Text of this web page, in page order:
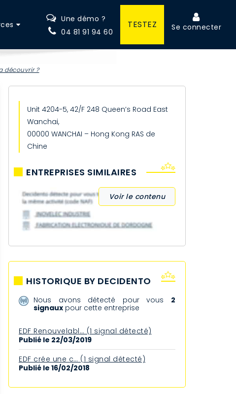
Une démo ?
04 81 91 94 60
TESTEZ Se connecter
découvrir ?
Unit 4204-5, 42/F 248 Queen’s Road East
Wanchai,
00000 WANCHAI – Hong Kong RAS de
Chine
ENTREPRISES SIMILAIRES
Voir le contenu
HISTORIQUE BY DECIDENTO
Nous avons détecté pour vous 2
signaux pour cette entreprise
EDF Renouvelabl… (1 signal détecté)
Publié le 22/03/2019
EDF crée une c… (1 signal détecté)
Publié le 16/02/2018